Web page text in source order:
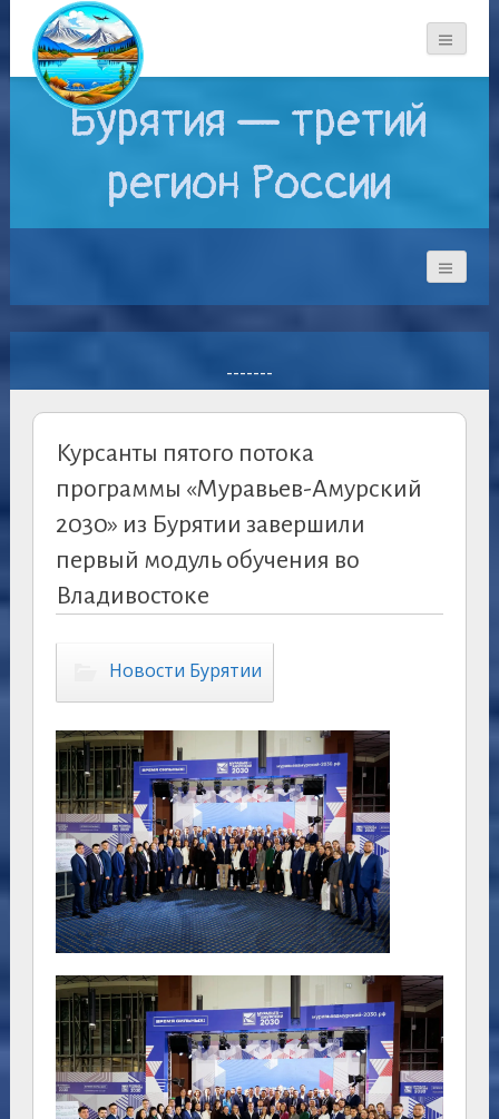
Бурятия — третий
регион России
-------
Курсанты пятого потока
программы «Муравьев-Амурский
2030» из Бурятии завершили
первый модуль обучения во
Владивостоке
Новости Бурятии